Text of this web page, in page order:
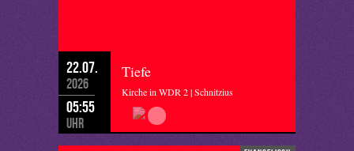
22.07.
2026
05:55
Uhr
Tiefe
Kirche in WDR 2 | Schnitzius